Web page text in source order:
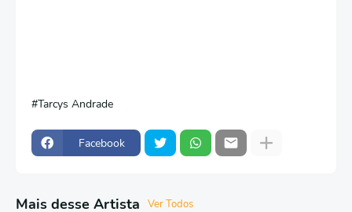
Tarcys Andrade
Facebook
Mais desse Artista Ver Todos